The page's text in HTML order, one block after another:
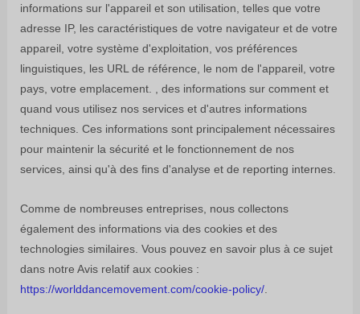
informations sur l'appareil et son utilisation, telles que votre
adresse IP, les caractéristiques de votre navigateur et de votre
appareil, votre système d'exploitation, vos préférences
linguistiques, les URL de référence, le nom de l'appareil, votre
pays, votre emplacement. , des informations sur comment et
quand vous utilisez nos services et d'autres informations
techniques. Ces informations sont principalement nécessaires
pour maintenir la sécurité et le fonctionnement de nos
services, ainsi qu'à des fins d'analyse et de reporting internes.
Comme de nombreuses entreprises, nous collectons
également des informations via des cookies et des
technologies similaires.Vous pouvez en savoir plus à ce sujet
dans notre Avis relatif aux cookies :
https://worlddancemovement.com/cookie-policy/